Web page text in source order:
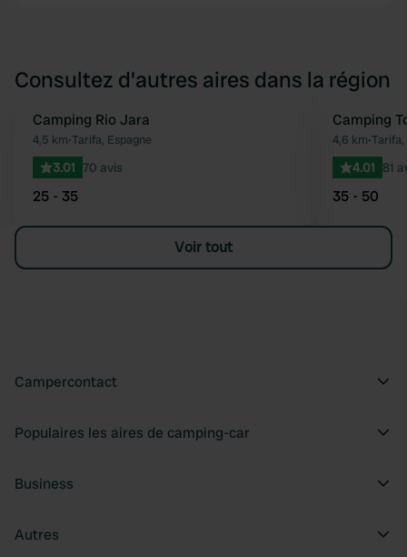
Consultez d'autres aires dans la région
Préféré
Camping Rio Jara
4,5 km•Tarifa, Espagne
3.01 70 avis
25 - 35
Camping
4,6 km•Tarifa,
4.01 81
35 - 50
Voir tout
Campercontact
Populaires les aires de camping-car
Business
Autres